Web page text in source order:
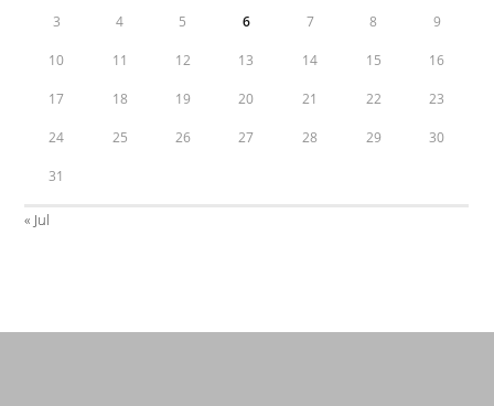
3 4 5 6 7 8 9
10 11 12 13 14 15 16
17 18 19 20 21 22 23
24 25 26 27 28 29 30
31
« Jul